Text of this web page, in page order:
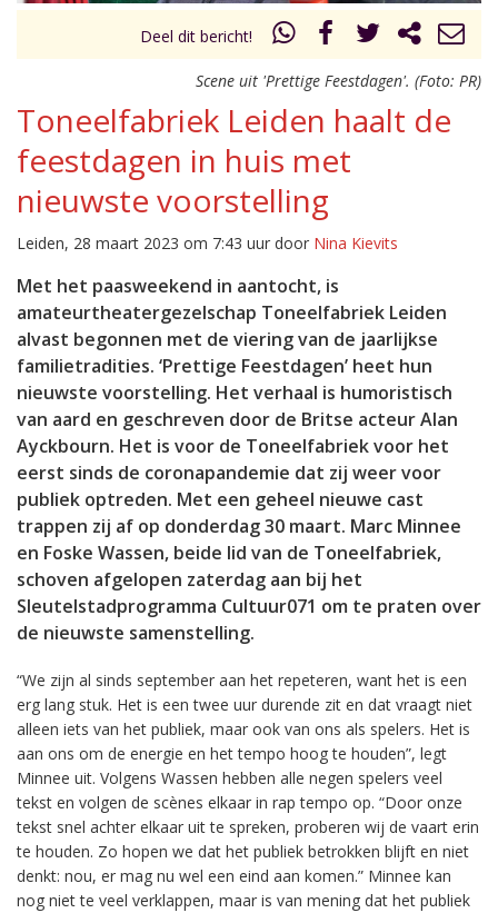
Deel dit bericht!
Scene uit 'Prettige Feestdagen'. (Foto: PR)
Toneelfabriek Leiden haalt de
feestdagen in huis met
nieuwste voorstelling
Leiden, 28 maart 2023 om 7:43 uur door Nina Kievits
Met het paasweekend in aantocht, is
amateurtheatergezelschap Toneelfabriek Leiden
alvast begonnen met de viering van de jaarlijkse
familietradities. ‘Prettige Feestdagen’ heet hun
nieuwste voorstelling. Het verhaal is humoristisch
van aard en geschreven door de Britse acteur Alan
Ayckbourn. Het is voor de Toneelfabriek voor het
eerst sinds de coronapandemie dat zij weer voor
publiek optreden. Met een geheel nieuwe cast
trappen zij af op donderdag 30 maart. Marc Minnee
en Foske Wassen, beide lid van de Toneelfabriek,
schoven afgelopen zaterdag aan bij het
Sleutelstadprogramma Cultuur071 om te praten over
de nieuwste samenstelling.
“We zijn al sinds september aan het repeteren, want het is een
erg lang stuk. Het is een twee uur durende zit en dat vraagt niet
alleen iets van het publiek, maar ook van ons als spelers. Het is
aan ons om de energie en het tempo hoog te houden”, legt
Minnee uit. Volgens Wassen hebben alle negen spelers veel
tekst en volgen de scènes elkaar in rap tempo op. “Door onze
tekst snel achter elkaar uit te spreken, proberen wij de vaart erin
te houden. Zo hopen we dat het publiek betrokken blijft en niet
denkt: nou, er mag nu wel een eind aan komen.” Minnee kan
nog niet te veel verklappen, maar is van mening dat het publiek